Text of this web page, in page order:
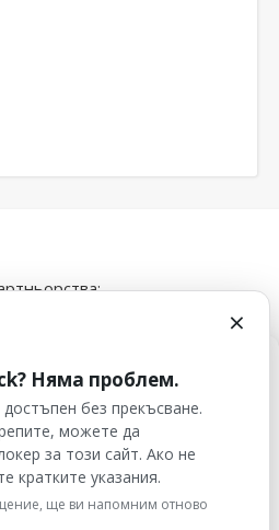
ние използваме
за да съхраняваме и/или
за устройството.
ще ни позволи да обработваме
при сърфиране или уникални
Несъгласието или оттеглянето на
на част или
сайта veilend.com без
права запазени. | 2026 ©
Няма проблем.
без прекъсване.
можете да
за този сайт. Ако не
кратките указания.
ще ви напомним отново
×